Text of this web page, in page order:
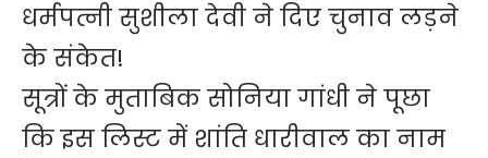
धर्मपत्नी सुशीला देवी ने दिए चुनाव लड़ने
के संकेत!
सूत्रों के मुताबिक सोनिया गांधी ने पूछा
कि इस लिस्ट में शांति धारीवाल का नाम